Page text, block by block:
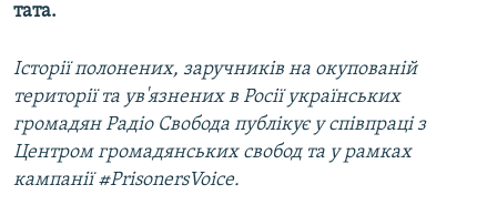
тата.​
Історії полонених, заручників на окупованій
території та ув'язнених в Росії українських
громадян Радіо Свобода публікує у співпраці з
Центром громадянських свобод та у рамках
кампанії #PrisonersVoice.